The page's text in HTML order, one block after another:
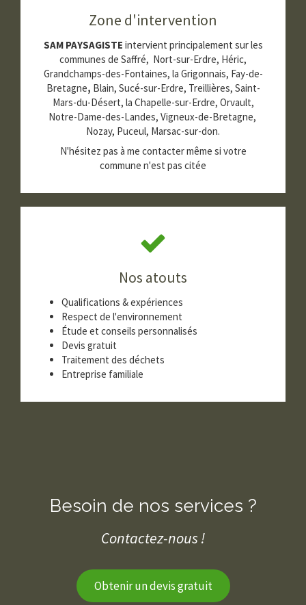
Zone d'intervention
SAM PAYSAGISTE intervient principalement sur les
communes de Saffré, Nort-sur-Erdre, Héric,
Grandchamps-des-Fontaines, la Grigonnais, Fay-de-
Bretagne, Blain, Sucé-sur-Erdre, Treillières, Saint-
Mars-du-Désert, la Chapelle-sur-Erdre, Orvault,
Notre-Dame-des-Landes, Vigneux-de-Bretagne,
Nozay, Puceul, Marsac-sur-don.
N'hésitez pas à me contacter même si votre
commune n'est pas citée
Nos atouts
Qualifications & expériences
Respect de l'environnement
Étude et conseils personnalisés
Devis gratuit
Traitement des déchets
Entreprise familiale
Besoin de nos services ?
Contactez-nous !
Obtenir un devis gratuit